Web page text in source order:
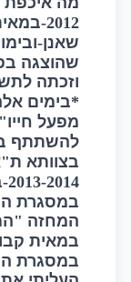
2012-
שאנן-
שהוצגה
וזכתה
*בימים
מפעל חייו"
להשתתף
בצוותא ת"
2013-2014-
במסגרת
המחזה "
במאית
במסגרת